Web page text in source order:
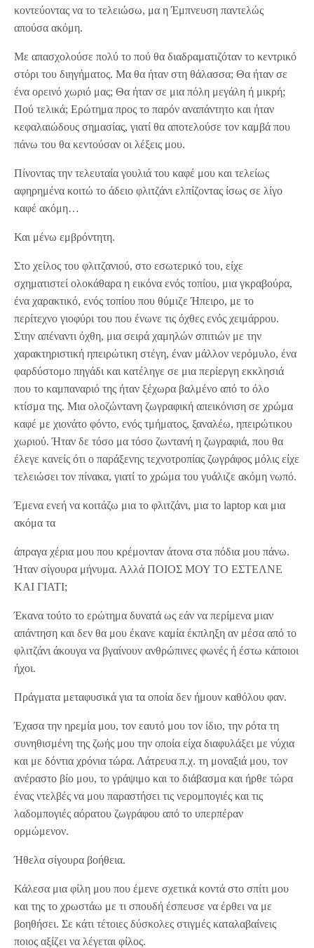
κοντεύοντας να το τελειώσω, μα η Έμπνευση παντελώς
απούσα ακόμη.
Με απασχολούσε πολύ το πού θα διαδραματιζόταν το κεντρικό
στόρι του διηγήματος. Μα θα ήταν στη θάλασσα; Θα ήταν σε
ένα ορεινό χωριό μας; Θα ήταν σε μια πόλη μεγάλη ή μικρή;
Πού τελικά; Ερώτημα προς το παρόν αναπάντητο και ήταν
κεφαλαιώδους σημασίας, γιατί θα αποτελούσε τον καμβά που
πάνω του θα κεντούσαν οι λέξεις μου.
Πίνοντας την τελευταία γουλιά του καφέ μου και τελείως
αφηρημένα κοιτώ το άδειο φλιτζάνι ελπίζοντας ίσως σε λίγο
καφέ ακόμη…
Και μένω εμβρόντητη.
Στο χείλος του φλιτζανιού, στο εσωτερικό του, είχε
σχηματιστεί ολοκάθαρα η εικόνα ενός τοπίου, μια γκραβούρα,
ένα χαρακτικό, ενός τοπίου που θύμιζε Ήπειρο, με το
περίτεχνο γιοφύρι του που ένωνε τις όχθες ενός χειμάρρου.
Στην απέναντι όχθη, μια σειρά χαμηλών σπιτιών με την
χαρακτηριστική ηπειρώτικη στέγη, έναν μάλλον νερόμυλο, ένα
φαρδύστομο πηγάδι και κατέληγε σε μια περίεργη εκκλησιά
που το καμπαναριό της ήταν ξέχωρα βαλμένο από το όλο
κτίσμα της. Μια ολοζώντανη ζωγραφική απεικόνιση σε χρώμα
καφέ με χιονάτο φόντο, ενός τμήματος, ξαναλέω, ηπειρώτικου
χωριού. Ήταν δε τόσο μα τόσο ζωντανή η ζωγραφιά, που θα
έλεγε κανείς ότι ο παράξενης τεχνοτροπίας ζωγράφος μόλις είχε
τελειώσει τον πίνακα, γιατί το χρώμα του γυάλιζε ακόμη νωπό.
Έμενα ενεή να κοιτάζω μια το φλιτζάνι, μια το laptop και μια
ακόμα τα
άπραγα χέρια μου που κρέμονταν άτονα στα πόδια μου πάνω.
Ήταν σίγουρα μήνυμα. Αλλά ΠΟΙΟΣ ΜΟΥ ΤΟ ΕΣΤΕΛΝΕ
ΚΑΙ ΓΙΑΤΙ;
Έκανα τούτο το ερώτημα δυνατά ως εάν να περίμενα μιαν
απάντηση και δεν θα μου έκανε καμία έκπληξη αν μέσα από το
φλιτζάνι άκουγα να βγαίνουν ανθρώπινες φωνές ή έστω κάποιοι
ήχοι.
Πράγματα μεταφυσικά για τα οποία δεν ήμουν καθόλου φαν.
Έχασα την ηρεμία μου, τον εαυτό μου τον ίδιο, την ρότα τη
συνηθισμένη της ζωής μου την οποία είχα διαφυλάξει με νύχια
και με δόντια χρόνια τώρα. Λάτρευα π.χ. τη μοναξιά μου, τον
ανέραστο βίο μου, το γράψιμο και το διάβασμα και ήρθε τώρα
ένας ντελβές να μου παραστήσει τις νερομπογιές και τις
λαδομπογιές αόρατου ζωγράφου από το υπερπέραν
ορμώμενον.
Ήθελα σίγουρα βοήθεια.
Κάλεσα μια φίλη μου που έμενε σχετικά κοντά στο σπίτι μου
και της το χρωστάω με τι σπουδή έσπευσε να έρθει να με
βοηθήσει. Σε κάτι τέτοιες δύσκολες στιγμές καταλαβαίνεις
ποιος αξίζει να λέγεται φίλος.